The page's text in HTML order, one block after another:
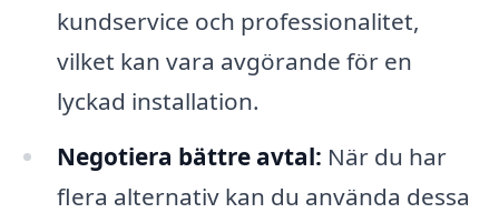
kundservice och professionalitet,
vilket kan vara avgörande för en
lyckad installation.
Negotiera bättre avtal: När du har
flera alternativ kan du använda dessa